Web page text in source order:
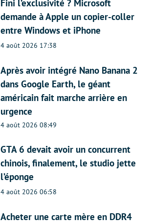
Fini l’exclusivité ? Microsoft
demande à Apple un copier-coller
entre Windows et iPhone
4 août 2026 17:38
Après avoir intégré Nano Banana 2
dans Google Earth, le géant
américain fait marche arrière en
urgence
4 août 2026 08:49
GTA 6 devait avoir un concurrent
chinois, finalement, le studio jette
l’éponge
4 août 2026 06:58
Acheter une carte mère en DDR4